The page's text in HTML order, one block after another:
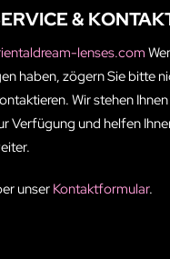
&
lenses.com
haben, zögern Sie bitte
Wir stehen Ihnen
Verfügung und helfen
unserKontaktformular.